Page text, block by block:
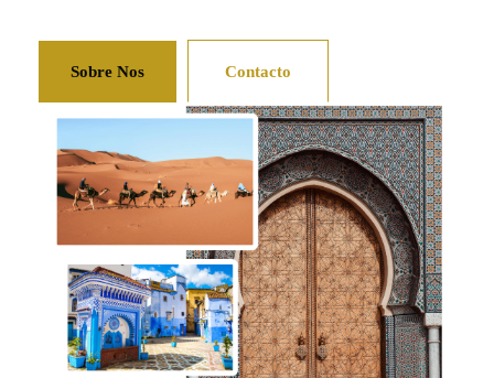
Sobre Nos Contacto